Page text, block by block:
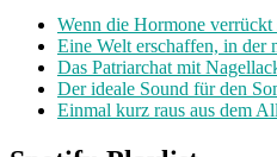
Wenn die Hormone verrückt
Eine Welt erschaffen, in der
Das Patriarchat mit
Der ideale Sound für den
Einmal kurz raus aus dem